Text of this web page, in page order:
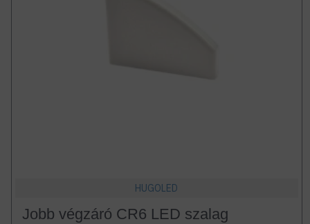
HUGOLED
Jobb végzáró CR6 LED szalag